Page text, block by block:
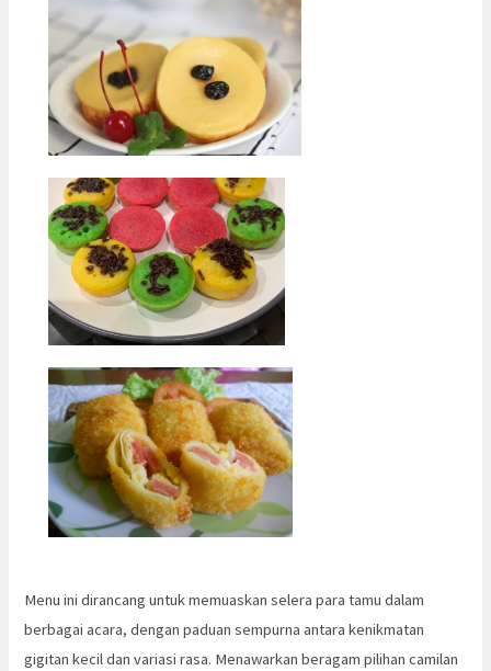
Menu ini dirancang untuk memuaskan selera para tamu dalam
berbagai acara, dengan paduan sempurna antara kenikmatan
gigitan kecil dan variasi rasa. Menawarkan beragam pilihan camilan